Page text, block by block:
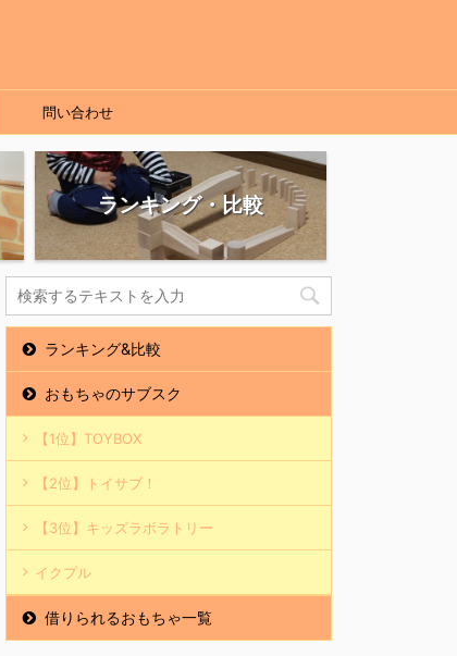
問い合わせ
ランキング・比較
ランキング&比較
おもちゃのサブスク
【1位】TOYBOX
【2位】トイサブ！
【3位】キッズラボラトリー
イクプル
借りられるおもちゃ一覧